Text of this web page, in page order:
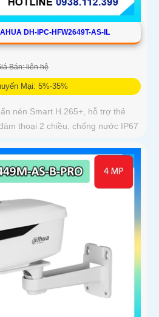
DH-IPC-HFW2649T-AS-IL
Bán: liên hệ
Mại: 5%-35%
nén Smart H.265+, hỗ trợ thẻ
thoại 2 chiều, chống nước IP67